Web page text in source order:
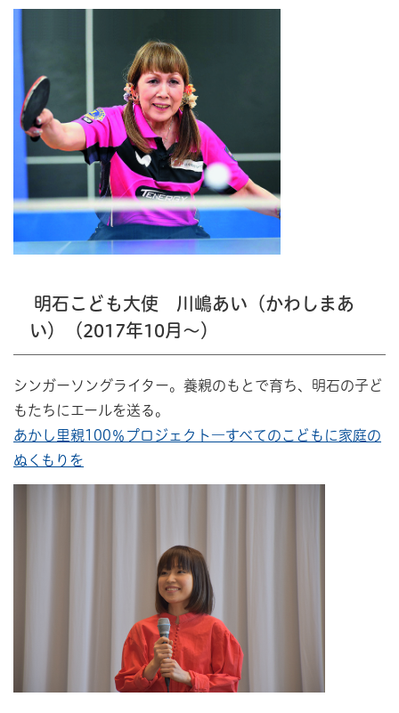
明石こども大使 川嶋あい（かわしまあ
い）（2017年10月～）
シンガーソングライター。養親のもとで育ち、明石の子ど
もたちにエールを送る。
あかし里親100％プロジェクト―すべてのこどもに家庭の
ぬくもりを